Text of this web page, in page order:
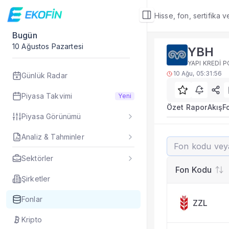
Hisse, fon, sertifika
Bugün
10 Ağustos Pazartesi
Günlük Radar
Piyasa Takvimi Yeni
Piyasa Görünümü
Analiz & Tahminler
Sektörler
Şirketler
Fonlar
Kripto
Fon Detay
Rakip Analizi
YBH benzer
YBH fonu rakip
TEFAS YBH
Fon verileri hangi
YBH fonunu diğer
Evet. Fon detay
Fon Detay— İlgili
Fon Portföyü
YBH
YAPI KREDİ
10 Ağu, 05:31:56
Özet RaporAkış
YBH
Fon Kodu
ZZL